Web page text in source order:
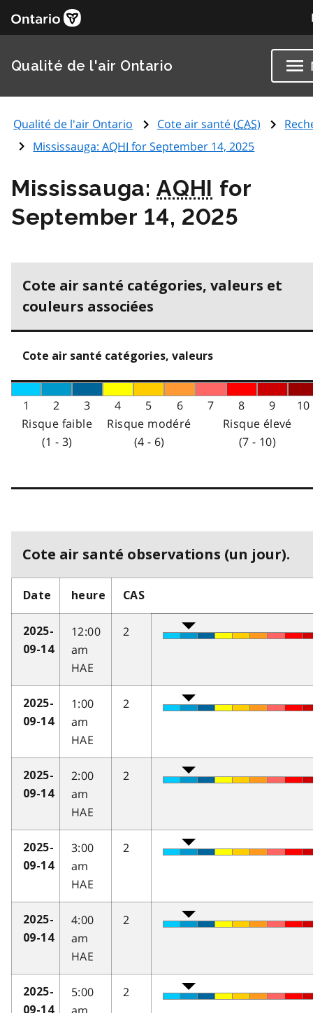
Qualité de l'air Ontario
Qualité de l'air Ontario Cote air santé (CAS)
Mississauga:AQHI for September 14, 2025
Mississauga:AQHI for
September 14, 2025
Cote air santé catégories, valeurs et
couleurs associées
Cote air santé catégories, valeurs
1 2 3 4 5 6 7 8 9
10
Risque faible
(1 - 3)
Risque modéré
(4 - 6)
Risque élevé
(7 - 10)
Cote air santé observations (un jour).
Date heure CAS
2025-
09-14
12:00
am
HAE
2
2025-
09-14
1:00
am
HAE
2
2025-
09-14
2:00
am
HAE
2
2025-
09-14
3:00
am
HAE
2
2025-
09-14
4:00
am
HAE
2
2025-
09-14
5:00
2